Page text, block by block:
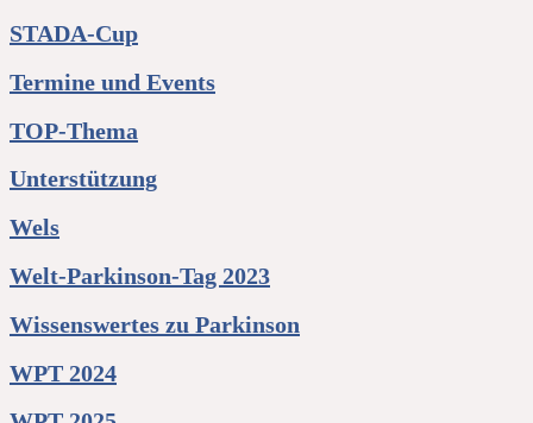
STADA-Cup
Termine und Events
TOP-Thema
Unterstützung
Wels
Welt-Parkinson-Tag 2023
Wissenswertes zu Parkinson
WPT 2024